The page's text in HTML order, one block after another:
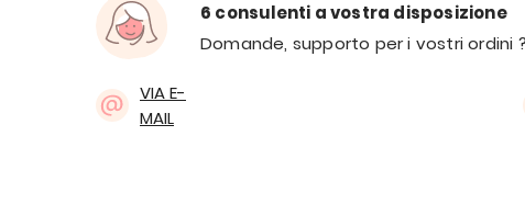
6 consulenti a vostra disposizione
Domande, supporto per i vostri ordini ?
VIA E-
MAIL